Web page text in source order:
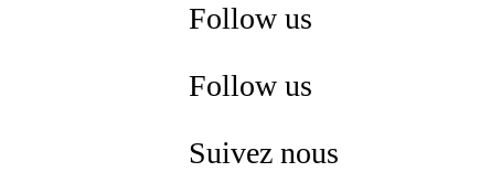
Follow us
Follow us
Suivez nous